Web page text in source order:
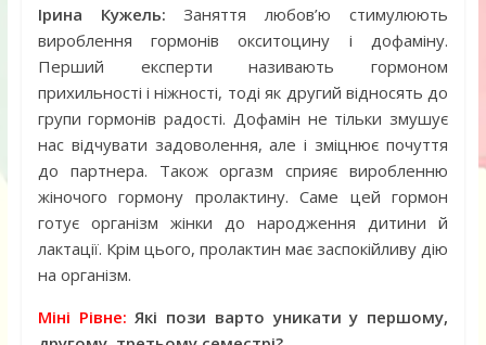
Ірина Кужель:Заняття любов’ю стимулюють
вироблення гормонів окситоцину і дофаміну.
Перший експерти називають гормоном
прихильності і ніжності, тоді як другий відносять до
групи гормонів радості. Дофамін не тільки змушує
нас відчувати задоволення, але і зміцнює почуття
до партнера. Також оргазм сприяє виробленню
жіночого гормону пролактину. Саме цей гормон
готує організм жінки до народження дитини й
лактації. Крім цього, пролактин має заспокійливу дію
на організм.
Міні Рівне:Які пози варто уникати у першому,